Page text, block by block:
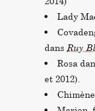
Lady
dans Ruy
Rosa
et 2012).